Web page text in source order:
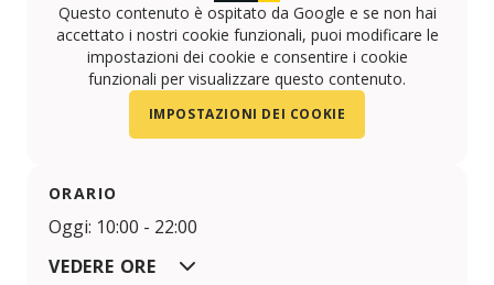
Questo contenuto è ospitato da Google e se non hai
accettato i nostri cookie funzionali, puoi modificare le
impostazioni dei cookie e consentire i cookie
funzionali per visualizzare questo contenuto.
IMPOSTAZIONI DEI COOKIE
ORARIO
Oggi: 10:00 - 22:00
VEDERE ORE